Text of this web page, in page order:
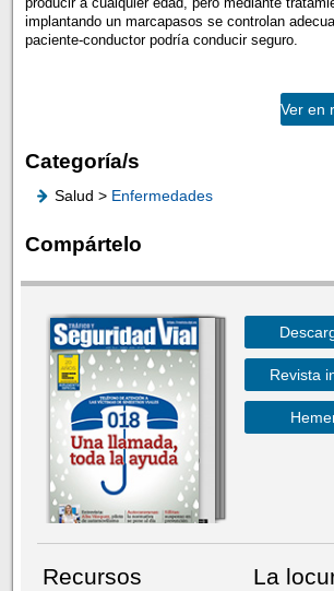
implantando un marcapasos se controlan
paciente-conductor podría conducir seguro.
Ver en
Categoría/s
Salud > Enfermedades
Compártelo
Revista
Recursos
La